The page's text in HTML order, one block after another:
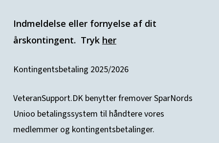
Indmeldelse eller fornyelse af dit
årskontingent. Tryk her
Kontingentsbetaling 2025/2026
VeteranSupport.DK benytter fremover SparNords
Unioo betalingssystem til håndtere vores
medlemmer og kontingentsbetalinger.